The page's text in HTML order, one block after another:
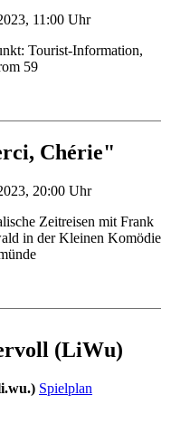
11:00 Uhr
Tourist-Information,
59
Chérie"
20:00 Uhr
Zeitreisen mit Frank
in der Kleinen Komödie
(LiWu)
Spielplan